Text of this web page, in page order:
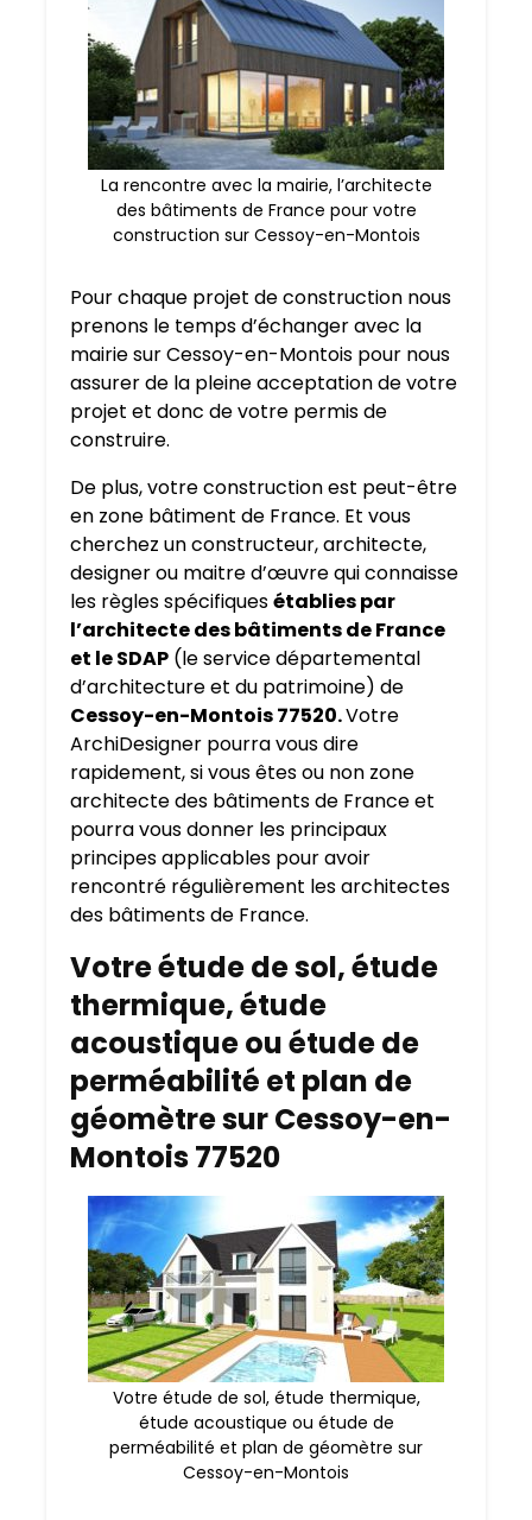
La rencontre avec la mairie, l’architecte
des bâtiments de France pour votre
construction sur Cessoy-en-Montois
Pour chaque projet de construction nous
prenons le temps d’échanger avec la
mairie sur Cessoy-en-Montois pour nous
assurer de la pleine acceptation de votre
projet et donc de votre permis de
construire.
De plus, votre construction est peut-être
en zone bâtiment de France. Et vous
cherchez un constructeur, architecte,
designer ou maitre d’œuvre qui connaisse
les règles spécifiquesétablies par
l’architecte des bâtiments de France
et le SDAP (le service départemental
d’architecture et du patrimoine) de
Cessoy-en-Montois 77520.Votre
ArchiDesigner pourra vous dire
rapidement, si vous êtes ou non zone
architecte des bâtiments de France et
pourra vous donner les principaux
principes applicables pour avoir
rencontré régulièrement les architectes
des bâtiments de France.
Votre étude de sol, étude
thermique, étude
acoustique ou étude de
perméabilité et plan de
géomètre sur Cessoy-en-
Montois 77520
Votre étude de sol, étude thermique,
étude acoustique ou étude de
perméabilité et plan de géomètre sur
Cessoy-en-Montois